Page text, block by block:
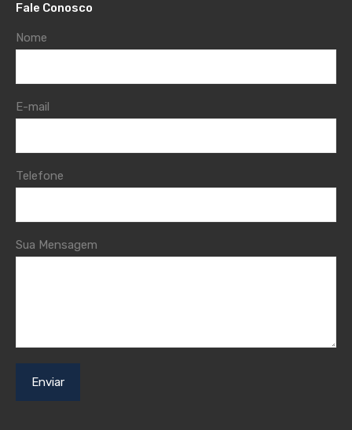
Fale Conosco
Nome
E-mail
Telefone
Sua Mensagem